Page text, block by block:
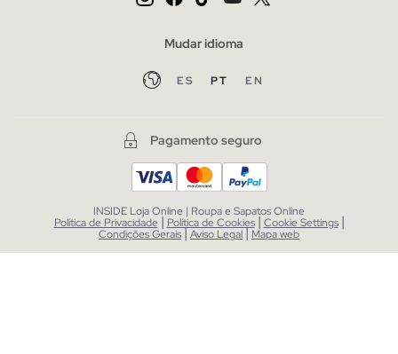
Mudar idioma
ES PT EN
Pagamento seguro
INSIDE Loja Online | Roupa e Sapatos Online
Política de Privacidade | Política de Cookies | Cookie Settings |
Condições Gerais|Aviso Legal| Mapa web